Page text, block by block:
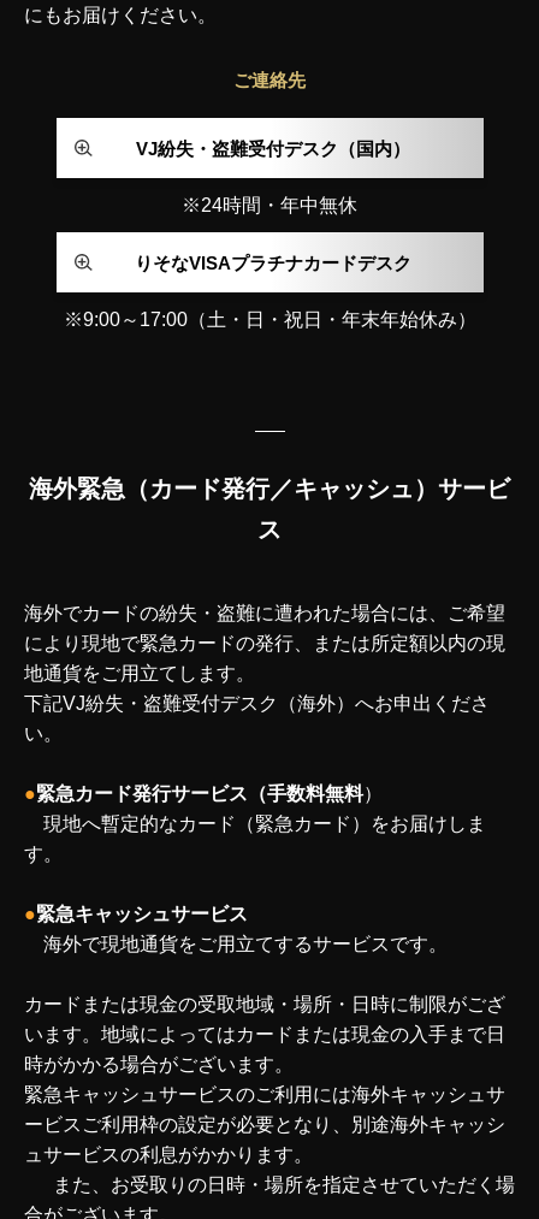
にもお届けください。
ご連絡先
VJ紛失・盗難受付デスク（国内）
※24時間・年中無休
りそなVISAプラチナカードデスク
※9:00～17:00（土・日・祝日・年末年始休み）
海外緊急（カード発行／キャッシュ）サービ
ス
海外でカードの紛失・盗難に遭われた場合には、ご希望
により現地で緊急カードの発行、または所定額以内の現
地通貨をご用立てします。
下記VJ紛失・盗難受付デスク（海外）へお申出くださ
い。
●緊急カード発行サービス（手数料無料）
現地へ暫定的なカード（緊急カード）をお届けしま
す。
●緊急キャッシュサービス
海外で現地通貨をご用立てするサービスです。
カードまたは現金の受取地域・場所・日時に制限がござ
います。地域によってはカードまたは現金の入手まで日
時がかかる場合がございます。
緊急キャッシュサービスのご利用には海外キャッシュサ
ービスご利用枠の設定が必要となり、別途海外キャッシ
ュサービスの利息がかかります。
また、お受取りの日時・場所を指定させていただく場
合がございます。